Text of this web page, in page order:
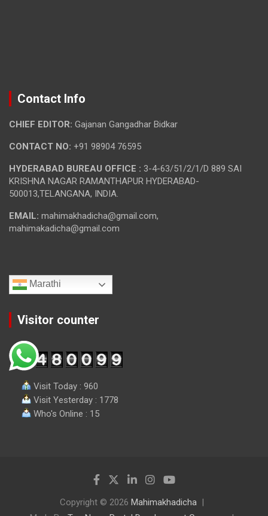
Contact Info
CHIEF EDITOR: Gajanan Gangadhar Bidkar
CONTACT NO: +91 98904 76595
HYDERABAD BUREAU OFFICE : 3-4-63/51/2/1/D 889 SAI
KRISHNA NAGAR RAMANTHAPUR HYDERABAD-
500013,TELANGANA, INDIA.
EMAIL: mahimakhadicha@gmail.com,
mahimakadicha@gmail.com
Marathi
Visitor counter
Visit Today : 960
Visit Yesterday : 1778
Who's Online : 15
Copyright © 2026 Mahimakhadicha